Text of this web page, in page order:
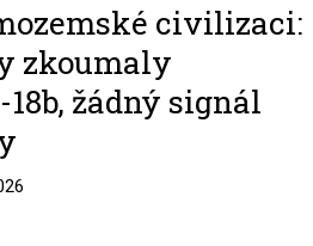
civilizaci:
zkoumaly
žádný signál